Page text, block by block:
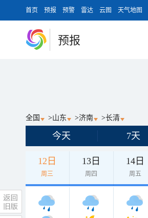
首页 预报 预警 雷达 云图 天气地图
预报
全国 >山东 >济南 >长清
今天 7天
12日
周三
13日
周四
14日
周五